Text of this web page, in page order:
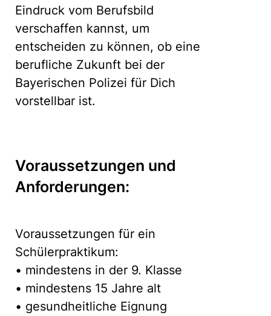
Eindruck vom Berufsbild
verschaffen kannst, um
entscheiden zu können, ob eine
berufliche Zukunft bei der
Bayerischen Polizei für Dich
vorstellbar ist.
Voraussetzungen und
Anforderungen:
Voraussetzungen für ein
Schülerpraktikum:
• mindestens in der 9. Klasse
• mindestens 15 Jahre alt
• gesundheitliche Eignung